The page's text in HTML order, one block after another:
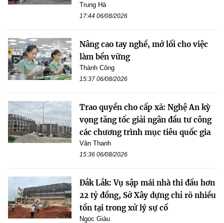
Trung Hà
17:44 06/08/2026
Nâng cao tay nghề, mở lối cho việc
làm bền vững
Thành Công
15:37 06/08/2026
Trao quyền cho cấp xã: Nghệ An kỳ
vọng tăng tốc giải ngân đầu tư công
các chương trình mục tiêu quốc gia
Văn Thanh
15:36 06/08/2026
Đắk Lắk: Vụ sập mái nhà thi đấu hơn
22 tỷ đồng, Sở Xây dựng chỉ rõ nhiều
tồn tại trong xử lý sự cố
Ngọc Giàu